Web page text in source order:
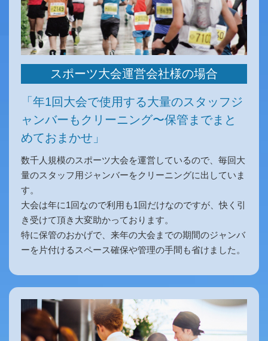
スポーツ大会運営会社様の場合
「年1回大会で使用する大量のスタッフジ
ャンバーもクリーニング〜保管までまと
めておまかせ」
数千人規模のスポーツ大会を運営しているので、毎回大
量のスタッフ用ジャンバーをクリーニングに出していま
す。
大会は年に1回なので利用も1回だけなのですが、快く引
き受けて頂き大変助かっております。
特に保管のおかげで、来年の大会までの期間のジャンバ
ーを片付けるスペース確保や管理の手間も省けました。